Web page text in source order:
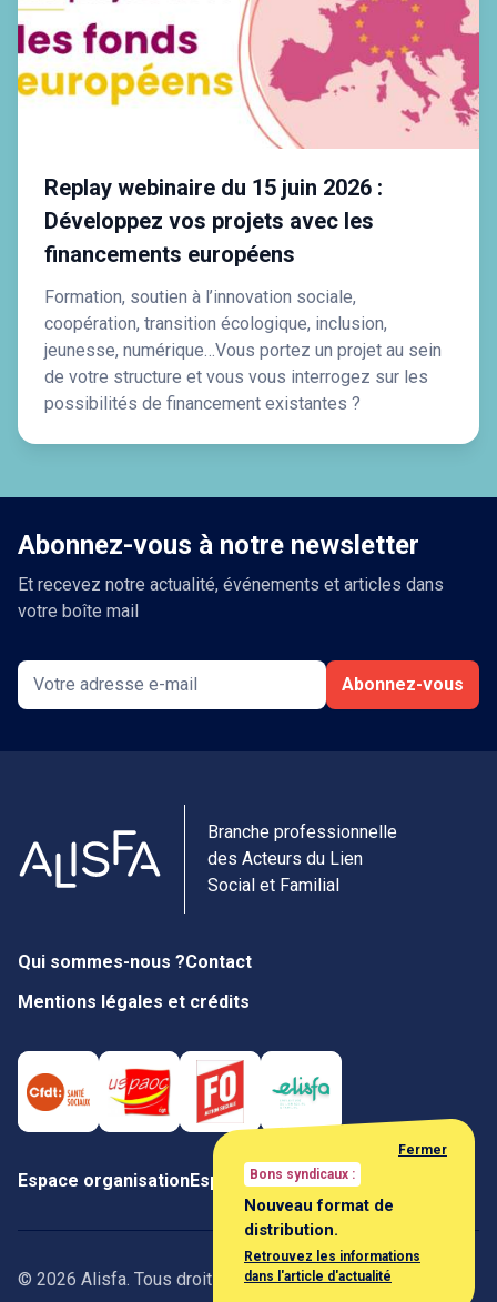
Replay webinaire du 15 juin 2026 :
Développez vos projets avec les
financements européens
Formation, soutien à l’innovation sociale,
coopération, transition écologique, inclusion,
jeunesse, numérique…Vous portez un projet au sein
de votre structure et vous vous interrogez sur les
possibilités de financement existantes ?
Abonnez-vous à notre newsletter
Et recevez notre actualité, événements et articles dans
votre boîte mail
Abonnez-vous
Branche professionnelle
des Acteurs du Lien
Social et Familial
Qui sommes-nous ?Contact
Mentions légales et crédits
Espace organisationEspace négociateur
© 2026 Alisfa. Tous droits réservés.
Fermer
Bons syndicaux :
Nouveau format de
distribution.
Retrouvez les informations
dans l'article d'actualité